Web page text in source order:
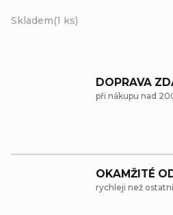
Skladem(1 ks)
DOPRAVA
při nákupu nad
OKAMŽITÉ
rychleji než ostatní